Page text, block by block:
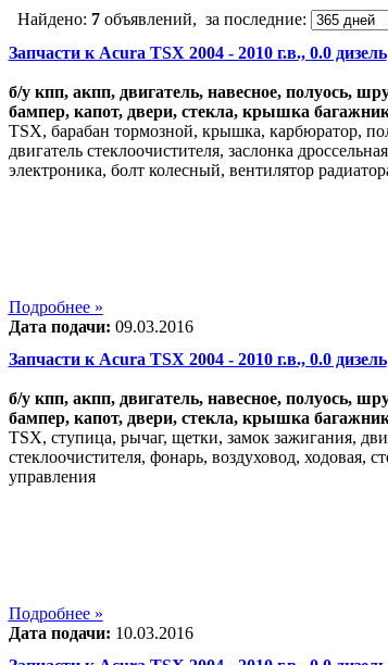
Найдено: 7 объявлений, за последние:
Запчасти к Acura TSX 2004 - 2010 г.в., 0.0 дизель
б/у кпп, акпп, двигатель, навесное, полуось,
бампер, капот, двери, стекла, крышка
TSX, барабан тормозной, крышка, карбюратор,
двигатель стеклоочистителя, заслонка
электроника, болт колесный, вентилятор
Подробнее »
Дата подачи: 09.03.2016
Запчасти к Acura TSX 2004 - 2010 г.в., 0.0 дизель
б/у кпп, акпп, двигатель, навесное, полуось,
бампер, капот, двери, стекла, крышка
TSX, ступица, рычаг, щетки, замок зажигания,
стеклоочистителя, фонарь, воздуховод, ходовая,
управления
Подробнее »
Дата подачи: 10.03.2016